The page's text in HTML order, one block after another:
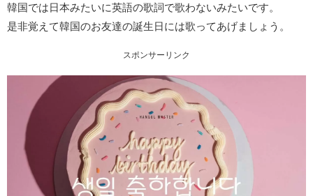
韓国では日本みたいに英語の歌詞で歌わないみたいです。
是非覚えて韓国のお友達の誕生日には歌ってあげましょう。
スポンサーリンク